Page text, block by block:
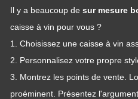
Il y a beaucoup de sur mesure
caisse à vin pour vous ?
1. Choisissez une caisse à vin
2. Personnalisez votre propre
3. Montrez les points de vente.
proéminent. Présentez